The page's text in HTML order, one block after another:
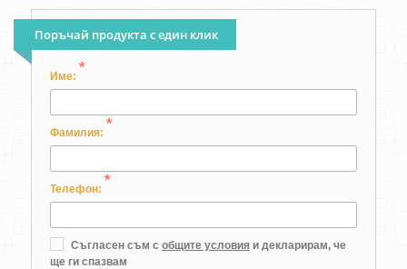
Поръчай продукта с един клик
Име:
*
Фамилия:
*
Телефон:
*
Съгласен съм с общите условия и декларирам, че
ще ги спазвам